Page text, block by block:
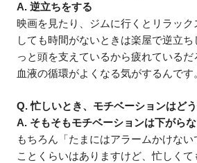
A. 逆立ちをする
映画を見たり、ジムに行くとリラック
しても時間がないときは楽屋で逆立
っと頭を支えているから疲れているだ
血液の循環がよくなる気がするんです
Q. 忙しいとき、モチベーションはど
A. そもそもモチベーションは下がら
もちろん「たまにはアラームかけない
ことくらいはありますけど、忙しく